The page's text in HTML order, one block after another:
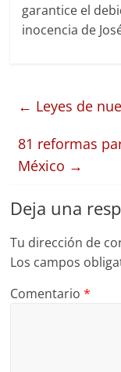
garantice el
inocencia de
← Leyes de
81 reformas
México →
Deja una
Tu dirección de
Los campos
Comentario*